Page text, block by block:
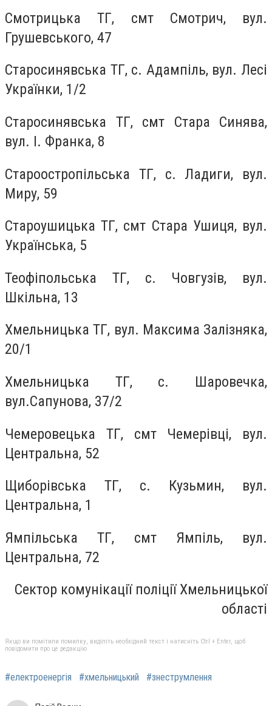
Смотрицька ТГ, смт Смотрич, вул.
Грушевського, 47
Старосинявська ТГ, с. Адампіль, вул. Лесі
Українки, 1/2
Старосинявська ТГ, смт Стара Синява,
вул. І. Франка, 8
Староостропільська ТГ, с. Ладиги, вул.
Миру, 59
Староушицька ТГ, смт Стара Ушиця, вул.
Українська, 5
Теофіпольська ТГ, с. Човгузів, вул.
Шкільна, 13
Хмельницька ТГ, вул. Максима Залізняка,
20/1
Хмельницька ТГ, с. Шаровечка,
вул.Сапунова, 37/2
Чемеровецька ТГ, смт Чемерівці, вул.
Центральна, 52
Щиборівська ТГ, с. Кузьмин, вул.
Центральна, 1
Ямпільська ТГ, смт Ямпіль, вул.
Центральна, 72
Сектор комунікації поліції Хмельницької
області
Якщо ви помітили помилку, виділіть необхідний текст і натисніть Ctrl + Enter, щоб
повідомити про це редакцію
#електроенергія #хмельницький #знеструмлення